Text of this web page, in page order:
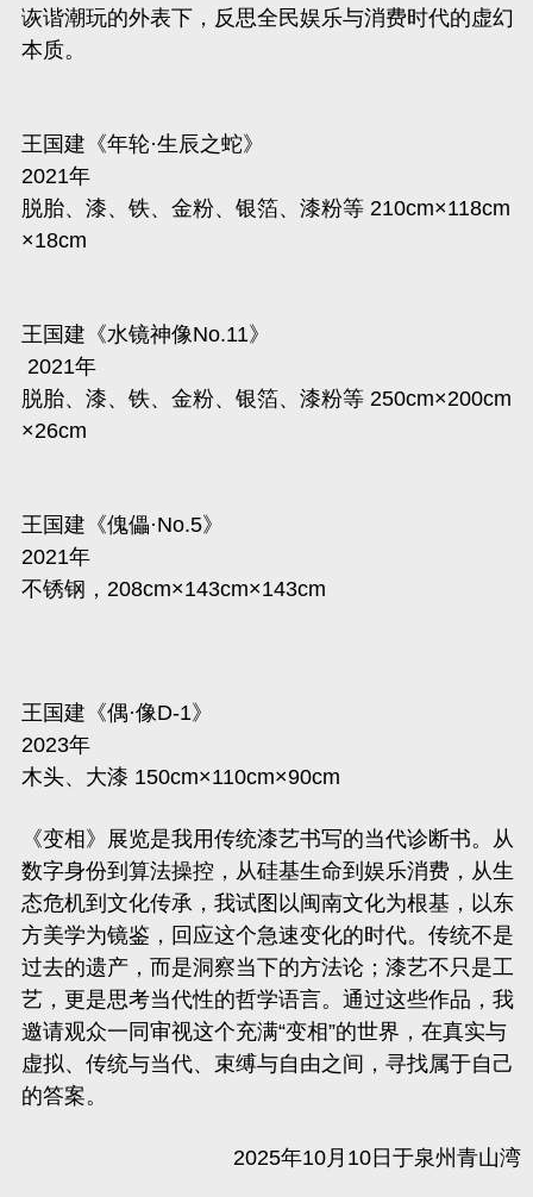
诙谐潮玩的外表下，反思全民娱乐与消费时代的虚幻
本质。
王国建《年轮·生辰之蛇》
2021年
脱胎、漆、铁、金粉、银箔、漆粉等 210cm×118cm
×18cm
王国建《水镜神像No.11》
2021年
脱胎、漆、铁、金粉、银箔、漆粉等 250cm×200cm
×26cm
王国建《傀儡·No.5》
2021年
不锈钢，208cm×143cm×143cm
王国建《偶·像D-1》
2023年
木头、大漆 150cm×110cm×90cm
《变相》展览是我用传统漆艺书写的当代诊断书。从
数字身份到算法操控，从硅基生命到娱乐消费，从生
态危机到文化传承，我试图以闽南文化为根基，以东
方美学为镜鉴，回应这个急速变化的时代。传统不是
过去的遗产，而是洞察当下的方法论；漆艺不只是工
艺，更是思考当代性的哲学语言。通过这些作品，我
邀请观众一同审视这个充满“变相”的世界，在真实与
虚拟、传统与当代、束缚与自由之间，寻找属于自己
的答案。
2025年10月10日于泉州青山湾